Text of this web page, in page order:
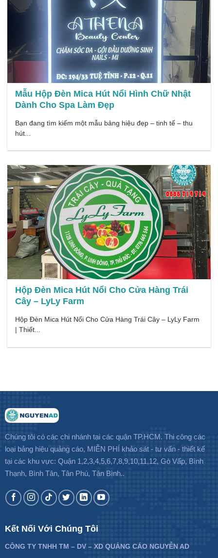
Mẫu Hộp Đèn Mica Hút Nổi Hình Chữ Nhật
Dành Cho Spa Làm Đẹp
Bạn đang tìm kiếm một mẫu bảng hiệu đẹp – tinh tế – thu
hút...
Hộp Đèn Mica Hút Nổi Cho Cửa Hàng Trái
Cây – LyLy Farm
Hộp Đèn Mica Hút Nổi Cho Cửa Hàng Trái Cây – LyLy Farm
| Thiết...
Chúng tôi có các chi nhánh tại các quận TP.HCM. Thi công các
loại bảng hiệu quảng cáo, MIỄN PHÍ khảo sát - tư vấn - thiết kế
tại các khu vực: Quận 1,2,3,4,5,6,7,8,9,10,11,12, Gò Vấp, Bình
Thạnh, Bình Tân, Tân Phú, Tân Bình..
Kết Nối Với Chúng Tôi
CÔNG TY TNHH TM – DV – XD QUẢNG CÁO NGUYỄN AD